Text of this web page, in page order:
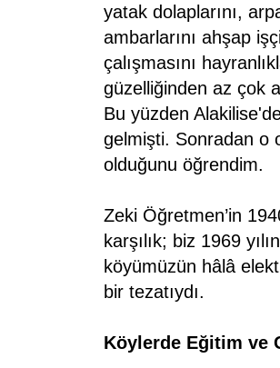
yatak dolaplarını,
ambarlarını ahşap
çalışmasını
güzelliğinden az çok
Bu yüzden
gelmişti. Sonradan o
olduğunu öğrendim.
Zeki Öğretmen’in
karşılık; biz 1969
köyümüzün hâlâ
bir tezatıydı.
Köylerde Eğitim ve